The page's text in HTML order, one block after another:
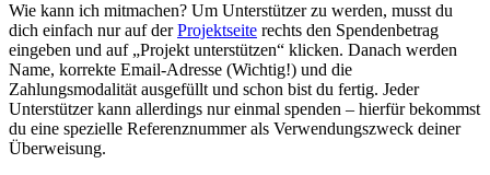
Wie kann ich mitmachen? Um Unterstützer zu werden, musst du
dich einfach nur auf derProjektseite rechts den Spendenbetrag
eingeben und auf „Projekt unterstützen“ klicken. Danach werden
Name, korrekte Email-Adresse (Wichtig!) und die
Zahlungsmodalität ausgefüllt und schon bist du fertig. Jeder
Unterstützer kann allerdings nur einmal spenden – hierfür bekommst
du eine spezielle Referenznummer als Verwendungszweck deiner
Überweisung.